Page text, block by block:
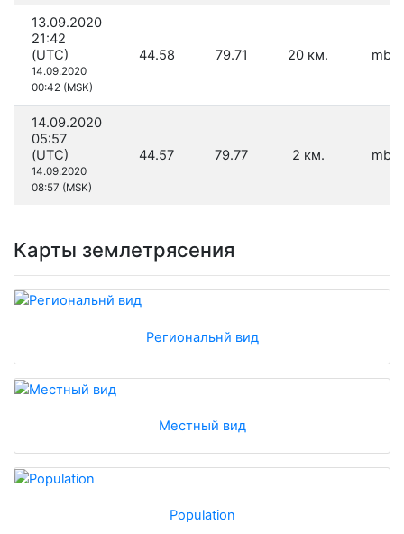
13.09.2020
21:42
(UTC)
14.09.2020
00:42 (MSK)
44.58 79.71 20 км. mb
14.09.2020
05:57
(UTC)
14.09.2020
08:57 (MSK)
44.57 79.77 2 км. mb
Карты землетрясения
Региональнй вид
Местный вид
Population